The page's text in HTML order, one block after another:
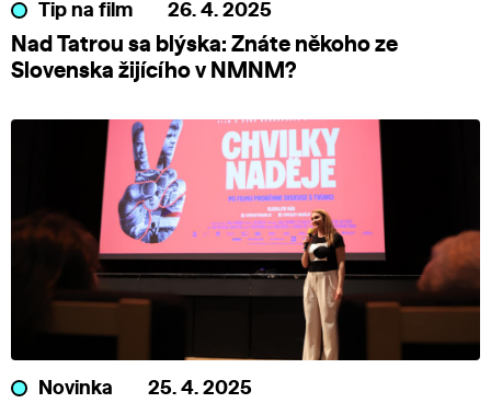
Tip na film 26. 4. 2025
Nad Tatrou sa blýska: Znáte někoho ze
Slovenska žijícího v NMNM?
Novinka 25. 4. 2025